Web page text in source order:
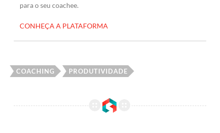
para o seu coachee.
CONHEÇA A PLATAFORMA
COACHING PRODUTIVIDADE